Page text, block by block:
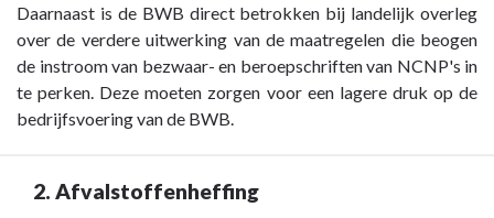
Daarnaast is de BWB direct betrokken bij landelijk overleg
over de verdere uitwerking van de maatregelen die beogen
de instroom van bezwaar- en beroepschriften van NCNP's in
te perken. Deze moeten zorgen voor een lagere druk op de
bedrijfsvoering van de BWB.
2. Afvalstoffenheffing